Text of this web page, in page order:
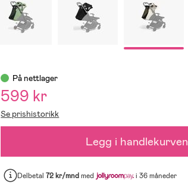
På nettlager
599 kr
Se prishistorikk
Legg i handlekurven
Delbetal72 kr/mnd med i 36 måneder